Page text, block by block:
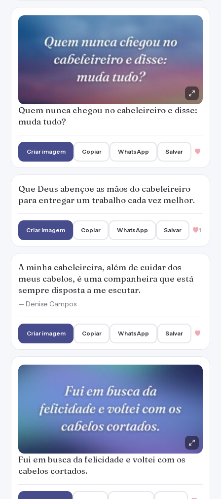
Quem nunca chegou no cabeleireiro e disse:
muda tudo?
Criar imagem Copiar WhatsApp Salvar
Que Deus abençoe as mãos do cabeleireiro
para entregar um trabalho cada vez melhor.
Criar imagem Copiar WhatsApp Salvar 1
A minha cabeleireira, além de cuidar dos
meus cabelos, é uma companheira que está
sempre disposta a me escutar.
— Denise Campos
Criar imagem Copiar WhatsApp Salvar
Fui em busca da felicidade e voltei com os
cabelos cortados.